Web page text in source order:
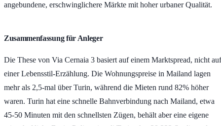
angebundene, erschwinglichere Märkte mit hoher urbaner Qualität.
Zusammenfassung für Anleger
Die These von Via Cernaia 3 basiert auf einem Marktspread, nicht auf
einer Lebensstil-Erzählung. Die Wohnungspreise in Mailand lagen
mehr als 2,5-mal über Turin, während die Mieten rund 82% höher
waren. Turin hat eine schnelle Bahnverbindung nach Mailand, etwa
45-50 Minuten mit den schnellsten Zügen, behält aber eine eigene